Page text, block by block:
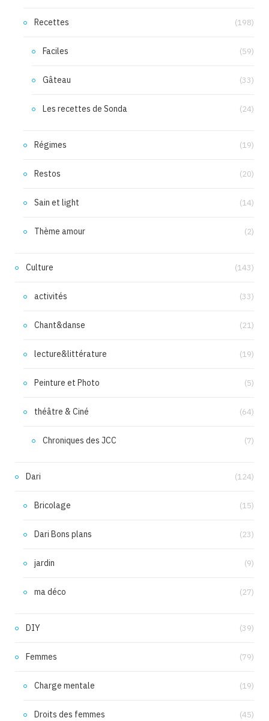
Recettes (198)
Faciles (59)
Gâteau (33)
Les recettes de Sonda (24)
Régimes (19)
Restos (20)
Sain et light (14)
Thème amour (2)
Culture (143)
activités (33)
Chant&danse (21)
lecture&littérature (19)
Peinture et Photo (5)
théâtre & Ciné (64)
Chroniques des JCC (7)
Dari (124)
Bricolage (15)
Dari Bons plans (23)
jardin (9)
ma déco (27)
DIY (39)
Femmes (79)
Charge mentale (19)
Droits des femmes (45)